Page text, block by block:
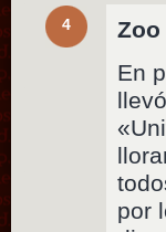
4 Zoo
En
por